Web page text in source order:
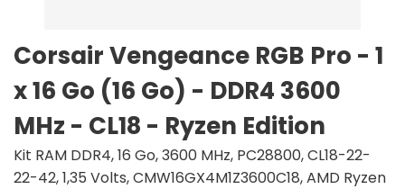
Corsair Vengeance RGB Pro - 1
x 16 Go (16 Go) - DDR4 3600
MHz - CL18 - Ryzen Edition
Kit RAM DDR4, 16 Go, 3600 MHz, PC28800, CL18-22-
22-42, 1,35 Volts, CMW16GX4M1Z3600C18, AMD Ryzen